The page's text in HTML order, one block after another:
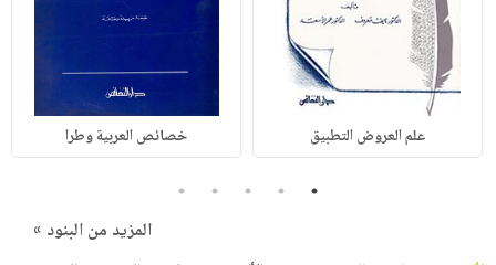
علم العروض التطبيق خصائص العربية وطرا
1
2
3
4
5
المزيد من البنود »